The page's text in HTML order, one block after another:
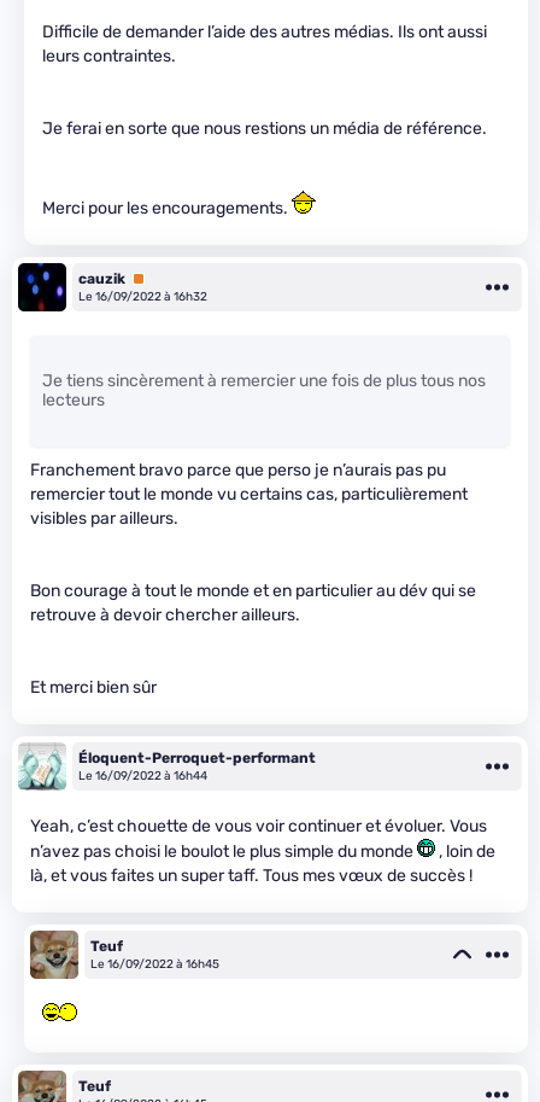
Difficile de demander l’aide des autres médias. Ils ont aussi
leurs contraintes.
Je ferai en sorte que nous restions un média de référence.
Merci pour les encouragements.
cauzik Premium
Le 16/09/2022 à 16h32
Je tiens sincèrement à remercier une fois de plus tous nos
lecteurs
Franchement bravo parce que perso je n’aurais pas pu
remercier tout le monde vu certains cas, particulièrement
visibles par ailleurs.
Bon courage à tout le monde et en particulier au dév qui se
retrouve à devoir chercher ailleurs.
Et merci bien sûr
Éloquent-Perroquet-performant
Le 16/09/2022 à 16h44
Yeah, c’est chouette de vous voir continuer et évoluer. Vous
n’avez pas choisi le boulot le plus simple du monde
, loin de
là, et vous faites un super taff. Tous mes vœux de succès !
Teuf
Le 16/09/2022 à 16h45
Teuf